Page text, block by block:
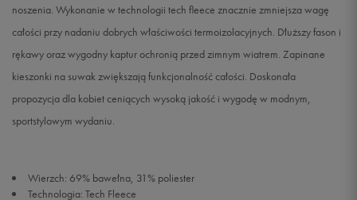
noszenia. Wykonanie w technologii tech fleece znacznie zmniejsza wagę
całości przy nadaniu dobrych właściwości termoizolacyjnych. Dłuższy fason i
rękawy oraz wygodny kaptur ochronią przed zimnym wiatrem. Zapinane
kieszonki na suwak zwiększają funkcjonalność całości. Doskonała
propozycja dla kobiet ceniących wysoką jakość i wygodę w modnym,
sportstylowym wydaniu.
Wierzch: 69% bawełna, 31% poliester
Technologia: Tech Fleece